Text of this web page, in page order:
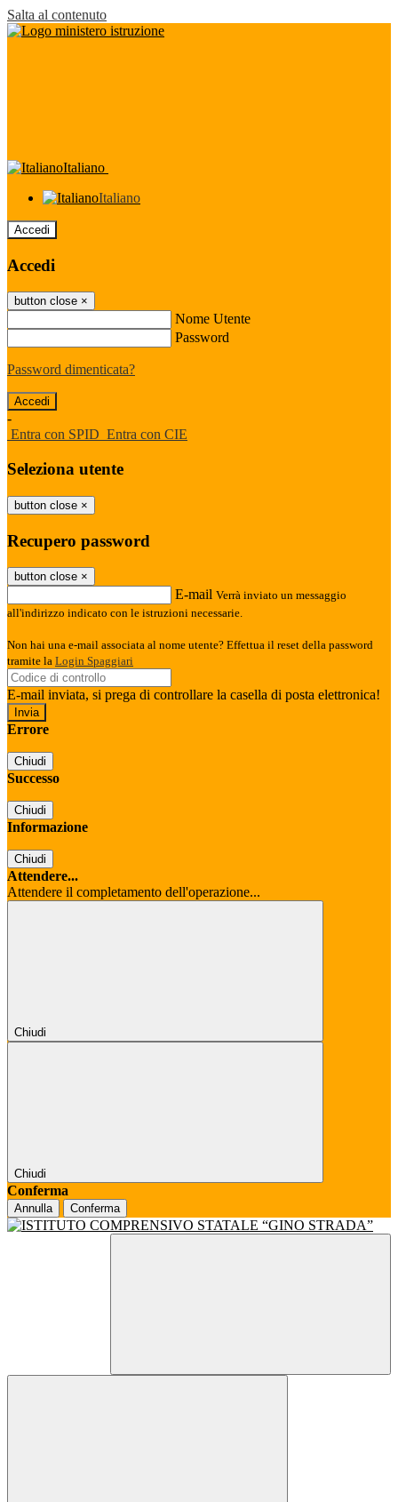
Salta al contenuto
Italiano
Italiano
Accedi
Accedi
button close ×
Nome Utente
Password
Password dimenticata?
-
Entra con SPID Entra con CIE
Seleziona utente
button close ×
Recupero password
button close ×
E-mail Verrà inviato un messaggio
all'indirizzo indicato con le istruzioni necessarie.
Non hai una e-mail associata al nome utente? Effettua il reset della password
tramite la Login Spaggiari
E-mail inviata, si prega di controllare la casella di posta elettronica!
Errore
Chiudi
Successo
Chiudi
Informazione
Chiudi
Attendere...
Attendere il completamento dell'operazione...
Chiudi
Chiudi
Conferma
Annulla Conferma